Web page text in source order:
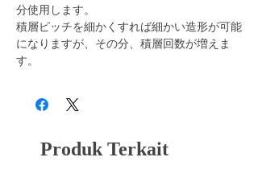
分使用します。
積層ピッチを細かくすれば細かい造形が可能
になりますが、その分、積層回数が増えま
す。
Produk Terkait